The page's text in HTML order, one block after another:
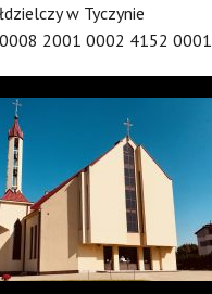
w Tyczynie
2001 0002 4152 0001